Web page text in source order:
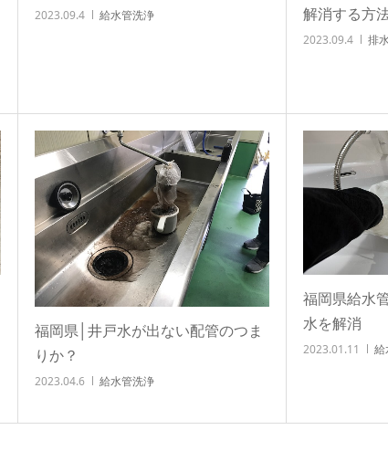
2023.09.4 給水管洗浄
解消する方
2023.09.4 排
福岡県│井戸水が出ない配管のつま
りか？
2023.04.6 給水管洗浄
福岡県給水
水を解消
2023.01.11 給